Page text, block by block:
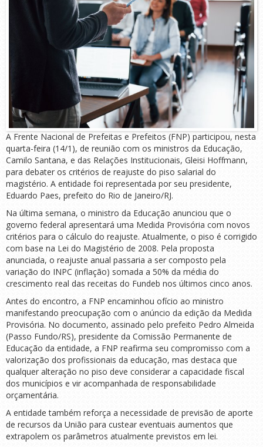
A Frente Nacional de Prefeitas e Prefeitos (FNP) participou, nesta
quarta-feira (14/1), de reunião com os ministros da Educação,
Camilo Santana, e das Relações Institucionais, Gleisi Hoffmann,
para debater os critérios de reajuste do piso salarial do
magistério. A entidade foi representada por seu presidente,
Eduardo Paes, prefeito do Rio de Janeiro/RJ.
Na última semana, o ministro da Educação anunciou que o
governo federal apresentará uma Medida Provisória com novos
critérios para o cálculo do reajuste. Atualmente, o piso é corrigido
com base na Lei do Magistério de 2008. Pela proposta
anunciada, o reajuste anual passaria a ser composto pela
variação do INPC (inflação) somada a 50% da média do
crescimento real das receitas do Fundeb nos últimos cinco anos.
Antes do encontro, a FNP encaminhou ofício ao ministro
manifestando preocupação com o anúncio da edição da Medida
Provisória. No documento, assinado pelo prefeito Pedro Almeida
(Passo Fundo/RS), presidente da Comissão Permanente de
Educação da entidade, a FNP reafirma seu compromisso com a
valorização dos profissionais da educação, mas destaca que
qualquer alteração no piso deve considerar a capacidade fiscal
dos municípios e vir acompanhada de responsabilidade
orçamentária.
A entidade também reforça a necessidade de previsão de aporte
de recursos da União para custear eventuais aumentos que
extrapolem os parâmetros atualmente previstos em lei.